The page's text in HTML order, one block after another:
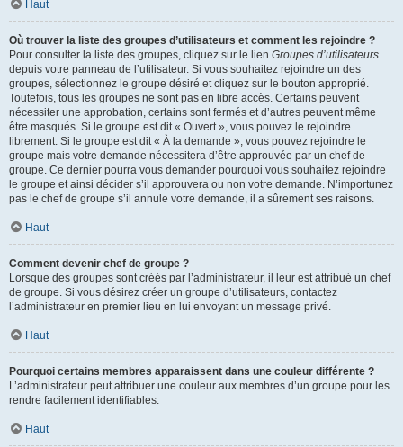
Haut
Où trouver la liste des groupes d’utilisateurs et comment les rejoindre ?
Pour consulter la liste des groupes, cliquez sur le lien Groupes d’utilisateurs
depuis votre panneau de l’utilisateur. Si vous souhaitez rejoindre un des
groupes, sélectionnez le groupe désiré et cliquez sur le bouton approprié.
Toutefois, tous les groupes ne sont pas en libre accès. Certains peuvent
nécessiter une approbation, certains sont fermés et d’autres peuvent même
être masqués. Si le groupe est dit « Ouvert », vous pouvez le rejoindre
librement. Si le groupe est dit « À la demande », vous pouvez rejoindre le
groupe mais votre demande nécessitera d’être approuvée par un chef de
groupe. Ce dernier pourra vous demander pourquoi vous souhaitez rejoindre
le groupe et ainsi décider s’il approuvera ou non votre demande. N’importunez
pas le chef de groupe s’il annule votre demande, il a sûrement ses raisons.
Haut
Comment devenir chef de groupe ?
Lorsque des groupes sont créés par l’administrateur, il leur est attribué un chef
de groupe. Si vous désirez créer un groupe d’utilisateurs, contactez
l’administrateur en premier lieu en lui envoyant un message privé.
Haut
Pourquoi certains membres apparaissent dans une couleur différente ?
L’administrateur peut attribuer une couleur aux membres d’un groupe pour les
rendre facilement identifiables.
Haut